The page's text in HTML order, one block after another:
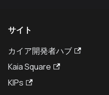
サイト
カイア開発者ハブ
Kaia Square
KIPs